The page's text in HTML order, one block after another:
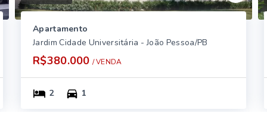
Apartamento
Jardim Cidade Universitária - João Pessoa/PB
R$380.000 / VENDA
2 1